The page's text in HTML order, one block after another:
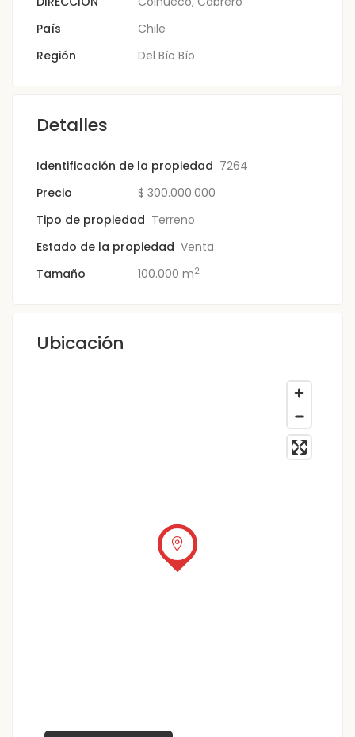
País
Chile
Región
Del Bío Bío
Detalles
Identificación de la propiedad 7264
Precio
$ 300.000.000
Tipo de propiedad Terreno
Estado de la propiedad Venta
Tamaño
100.000 m2
Ubicación